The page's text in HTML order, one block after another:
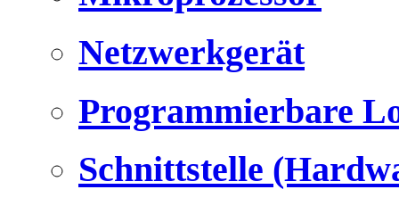
Netzwerkgerät
Programmierbare
Schnittstelle